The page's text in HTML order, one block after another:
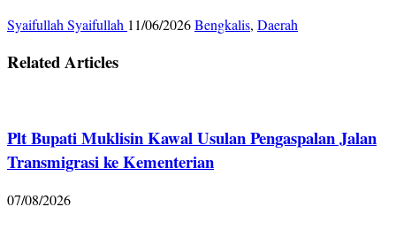
Syaifullah Syaifullah 11/06/2026Bengkalis, Daerah
Related Articles
Plt Bupati Muklisin Kawal Usulan Pengaspalan Jalan
Transmigrasi ke Kementerian
07/08/2026